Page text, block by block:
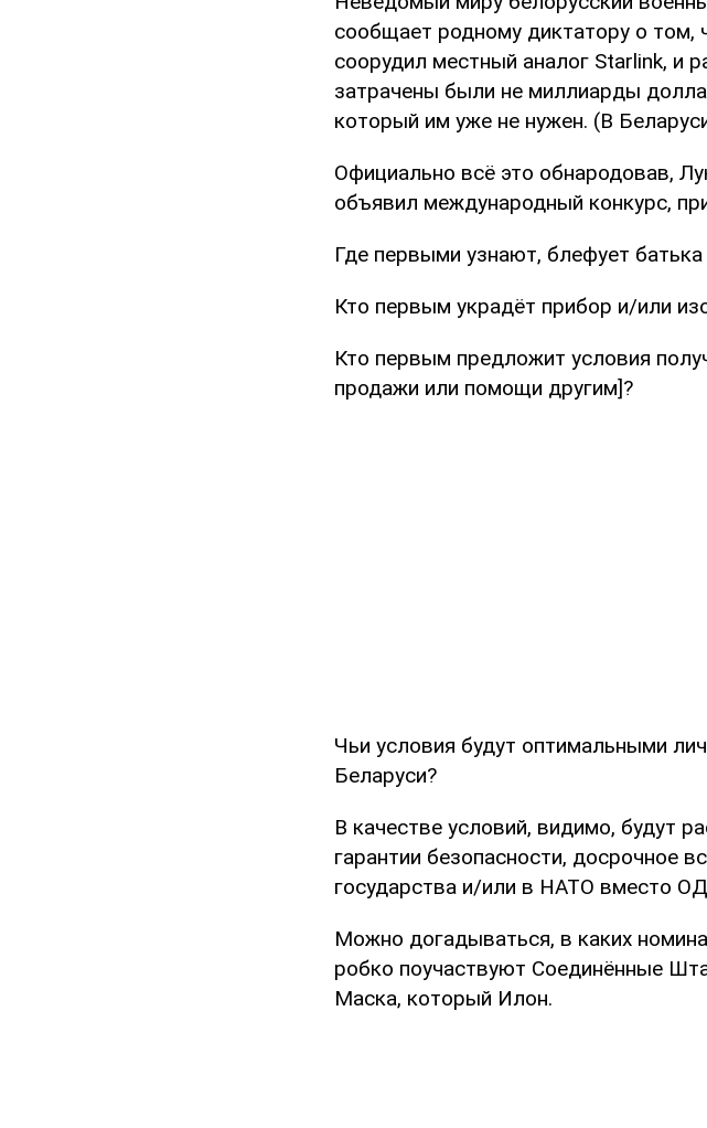
сообщает родному диктатору о том,
соорудил местный аналог Starlink, и
затрачены были не миллиарды
который им уже не нужен. (В
Официально всё это обнародовав,
объявил международный конкурс,
Где первыми узнают, блефует
Кто первым украдёт прибор и/или
Кто первым предложит условия
продажи или помощи другим]?
Чьи условия будут оптимальными
Беларуси?
В качестве условий, видимо, будут
гарантии безопасности, досрочное
государства и/или в НАТО вместо
Можно догадываться, в каких
робко поучаствуют Соединённые
Маска, который Илон.